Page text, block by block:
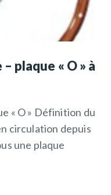
plaque « O » à
« O » Définition du
circulation depuis
une plaque